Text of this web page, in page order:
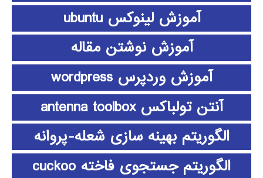
آموزش لینوکس ubuntu
آموزش نوشتن مقاله
آموزش وردپرس wordpress
آنتن تولباکس antenna toolbox
الگوریتم بهینه سازی شعله-پروانه
الگوریتم جستجوی فاخته cuckoo